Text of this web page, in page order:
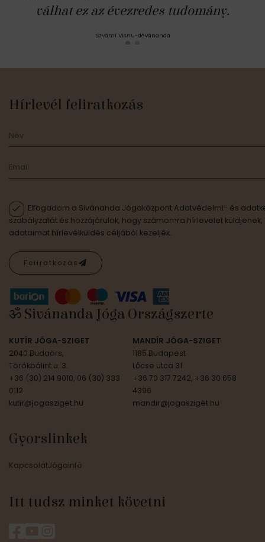
válhat ez az évezredes tudomány.
Szvámí Visnu-dévánanda
Hírlevél feliratkozás
Elfogadom a Sivánanda Jógaközpont Adatvédelmi- és
szabályzatát és hozzájárulok, hogy számomra hírlevelet küldjenek,
adataimat hírlevélküldés céljából kezeljék.
Feliratkozás
ॐ Sivánanda Jóga Országszerte
KUTÍR JÓGA-SZIGET
2040 Budaörs,
Törökbálint u. 3.
+36 (30) 214 9010, 06 (30) 333
0112
kutir@jogasziget.hu
MANDÍR JÓGA-SZIGET
1185 Budapest
Lőcse utca 31.
+36 70 317 7242, +36 30 658
4396
mandir@jogasziget.hu
Gyorslinkek
KapcsolatJógainfó
Itt tudsz minket követni